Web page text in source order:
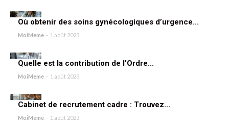
Où obtenir des soins gynécologiques d’urgence...
MoiMeme - 1 août 2023
Quelle est la contribution de l’Ordre...
MoiMeme - 1 août 2023
Cabinet de recrutement cadre : Trouvez...
MoiMeme - 1 août 2023